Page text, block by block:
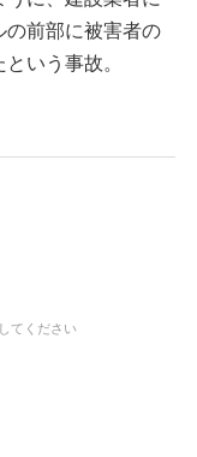
の前部に被害者の
いう事故。
てください